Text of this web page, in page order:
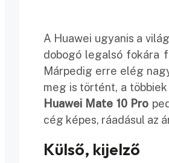
A Huawei ugyanis a
dobogó legalsó fokára
Márpedig erre elég
meg is történt, a
Huawei Mate 10 Pro
cég képes, ráadásul az
Külső, kijelző